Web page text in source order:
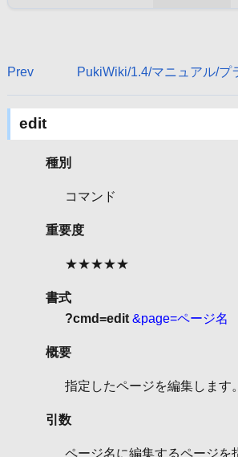
Prev PukiWiki/1.4/マニュアル/プ
edit
種別
コマンド
重要度
★★★★★
書式
?cmd=edit &page=ページ名
概要
指定したページを編集します。
引数
ページ名に編集するページを